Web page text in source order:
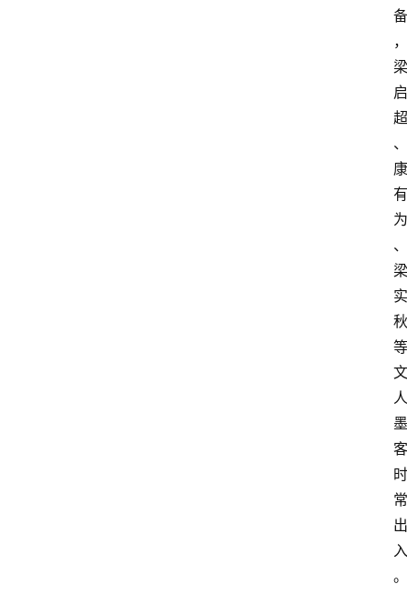
备
，
梁
启
超
、
康
有
为
、
梁
实
秋
等
文
人
墨
客
时
常
出
入
。